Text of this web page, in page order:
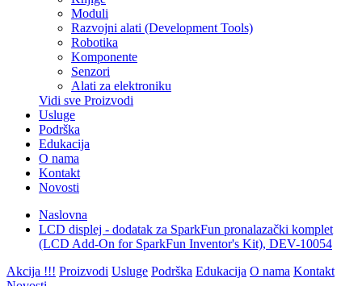
Moduli
Razvojni alati (Development Tools)
Robotika
Komponente
Senzori
Alati za elektroniku
Vidi sve Proizvodi
Usluge
Podrška
Edukacija
O nama
Kontakt
Novosti
Naslovna
LCD displej - dodatak za SparkFun pronalazački komplet
(LCD Add-On for SparkFun Inventor's Kit), DEV-10054
Akcija !!! Proizvodi Usluge Podrška Edukacija O nama Kontakt